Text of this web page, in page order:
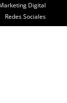
Digital
Redes Sociales